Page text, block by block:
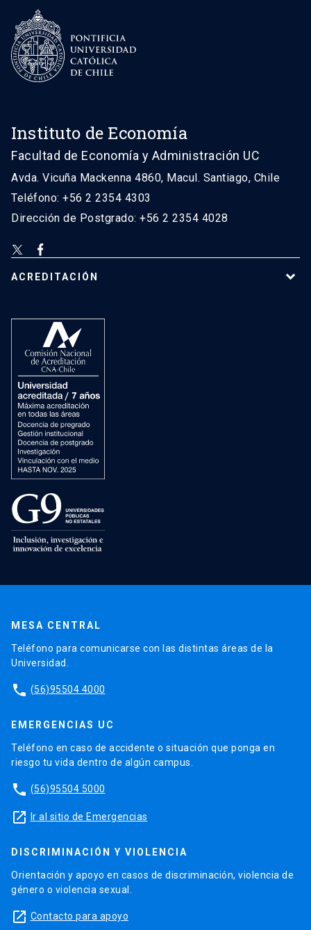
Instituto de Economía
Facultad de Economía y Administración UC
Avda. Vicuña Mackenna 4860, Macul. Santiago, Chile
Teléfono: +56 2 2354 4303
Dirección de Postgrado: +56 2 2354 4028
ACREDITACIÓN
MESA CENTRAL
Teléfono para comunicarse con las distintas áreas de la
Universidad.
phone (56)95504 4000
EMERGENCIAS UC
Teléfono en caso de accidente o situación que ponga en
riesgo tu vida dentro de algún campus.
phone (56)95504 5000
launch Ir al sitio de Emergencias
DISCRIMINACIÓN Y VIOLENCIA
Orientación y apoyo en casos de discriminación, violencia de
género o violencia sexual.
launch Contacto para apoyo